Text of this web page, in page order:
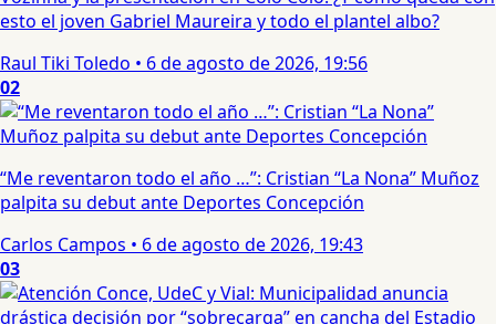
esto el joven Gabriel Maureira y todo el plantel albo?
Raul Tiki Toledo • 6 de agosto de 2026, 19:56
02
“Me reventaron todo el año …”: Cristian “La Nona” Muñoz
palpita su debut ante Deportes Concepción
Carlos Campos • 6 de agosto de 2026, 19:43
03